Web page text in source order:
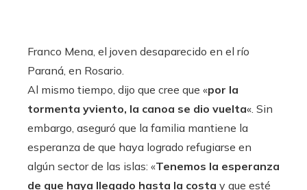
Franco Mena, el joven desaparecido en el río
Paraná, en Rosario.
Al mismo tiempo, dijo que cree que «por la
tormenta yviento, la canoa se dio vuelta«. Sin
embargo, aseguró que la familia mantiene la
esperanza de que haya logrado refugiarse en
algún sector de las islas: «Tenemos la esperanza
de que haya llegado hasta la costa y que esté